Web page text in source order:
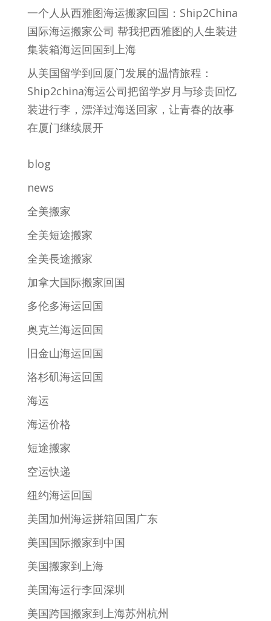
一个人从西雅图海运搬家回国：Ship2China
国际海运搬家公司 帮我把西雅图的人生装进
集装箱海运回国到上海
从美国留学到回厦门发展的温情旅程：
Ship2china海运公司把留学岁月与珍贵回忆
装进行李，漂洋过海送回家，让青春的故事
在厦门继续展开
blog
news
全美搬家
全美短途搬家
全美長途搬家
加拿大国际搬家回国
多伦多海运回国
奥克兰海运回国
旧金山海运回国
洛杉矶海运回国
海运
海运价格
短途搬家
空运快递
纽约海运回国
美国加州海运拼箱回国广东
美国国际搬家到中国
美国搬家到上海
美国海运行李回深圳
美国跨国搬家到上海苏州杭州